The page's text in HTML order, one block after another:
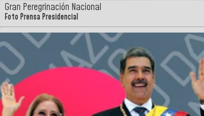
Gran Peregrinación Nacional
Foto Prensa Presidencial